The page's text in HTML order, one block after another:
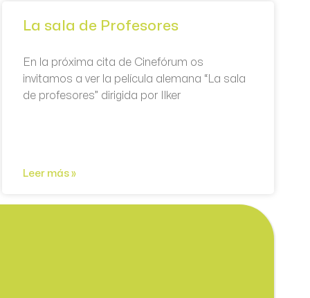
La sala de Profesores
En la próxima cita de Cinefórum os
invitamos a ver la película alemana “La sala
de profesores” dirigida por Ilker
Leer más »